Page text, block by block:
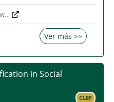
Ver más >>
in Social
CLEF